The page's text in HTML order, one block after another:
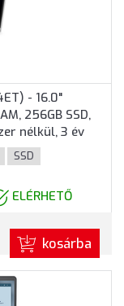
- 16.0"
256GB SSD,
nélkül, 3 év
SSD
ELÉRHETŐ
kosárba